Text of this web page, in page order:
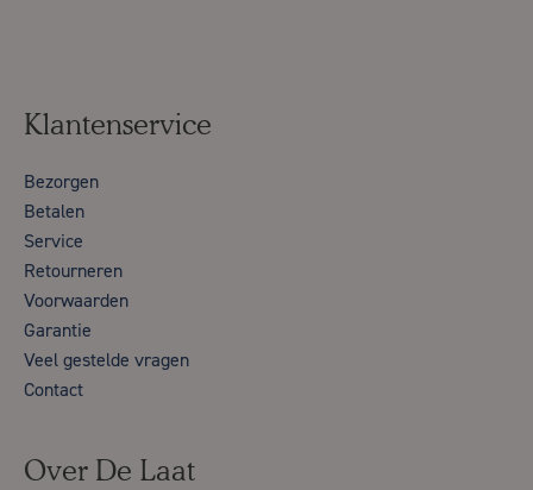
Klantenservice
Bezorgen
Betalen
Service
Retourneren
Voorwaarden
Garantie
Veel gestelde vragen
Contact
Over De Laat